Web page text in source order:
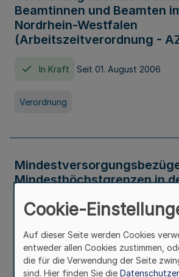
Beamtinnen und Beamten
Nordrhein-Westfalen
(Arbeitszeitverordnung -
In Kraft Seit 01. August 2006
Verordnung
Mindesthöchstgrenzen in
Verwaltungsvorschrift
Cookie-
Auf dieser Seite werden Cookies
entweder allen Cookies zustimmen,
die für die Verwendung der Seite
sind. Hier finden Sie die